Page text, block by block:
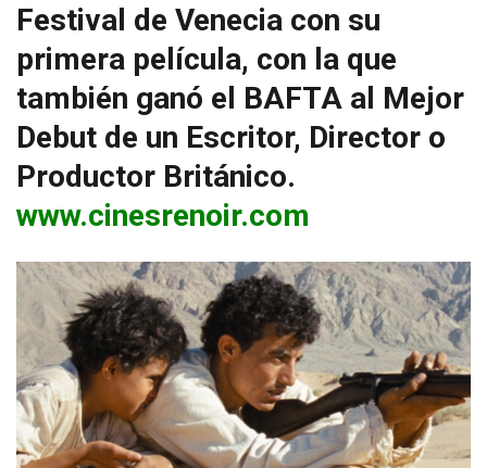
Festival de Venecia con su
primera película, con la que
también ganó el BAFTA al Mejor
Debut de un Escritor, Director o
Productor Británico.
www.cinesrenoir.com